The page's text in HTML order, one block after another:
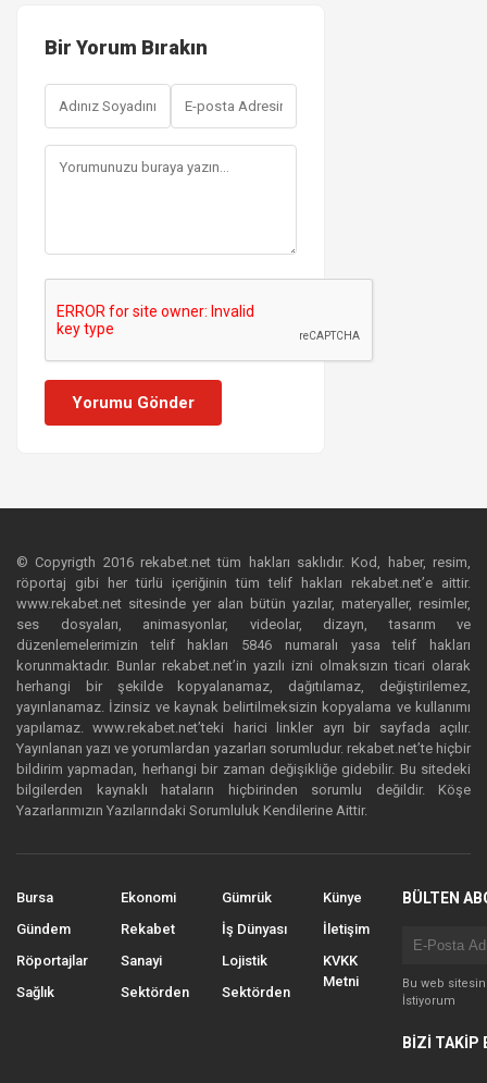
Bir Yorum Bırakın
Yorumu Gönder
© Copyrigth 2016 rekabet.net tüm hakları saklıdır. Kod, haber, resim,
röportaj gibi her türlü içeriğinin tüm telif hakları rekabet.net’e aittir.
www.rekabet.net sitesinde yer alan bütün yazılar, materyaller, resimler,
ses dosyaları, animasyonlar, videolar, dizayn, tasarım ve
düzenlemelerimizin telif hakları 5846 numaralı yasa telif hakları
korunmaktadır. Bunlar rekabet.net’in yazılı izni olmaksızın ticari olarak
herhangi bir şekilde kopyalanamaz, dağıtılamaz, değiştirilemez,
yayınlanamaz. İzinsiz ve kaynak belirtilmeksizin kopyalama ve kullanımı
yapılamaz. www.rekabet.net’teki harici linkler ayrı bir sayfada açılır.
Yayınlanan yazı ve yorumlardan yazarları sorumludur. rekabet.net’te hiçbir
bildirim yapmadan, herhangi bir zaman değişikliğe gidebilir. Bu sitedeki
bilgilerden kaynaklı hataların hiçbirinden sorumlu değildir. Köşe
Yazarlarımızın Yazılarındaki Sorumluluk Kendilerine Aittir.
Bursa
Gündem
Röportajlar
Sağlık
Ekonomi
Rekabet
Sanayi
Sektörden
Gümrük
İş Dünyası
Lojistik
Sektörden
Künye
İletişim
KVKK
Metni
BÜLTEN
Bu web
İstiyorum
BİZİ TAKİP